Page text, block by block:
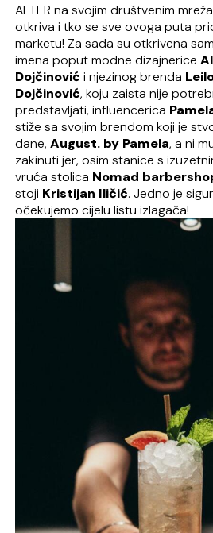
AFTER na svojim društvenim
otkriva i tko se sve ovoga puta
marketu! Za sada su otkrivena
imena poput modne dizajnerice
Dojčinović i njezinog brenda
Dojčinović, koju zaista nije
predstavljati, influencerica
stiže sa svojim brendom koji je
dane,August. by Pamela, a ni
zakinuti jer, osim stanice s
vruća stolica Nomad
stoji Kristijan Iličić. Jedno je
očekujemo cijelu listu izlagača!